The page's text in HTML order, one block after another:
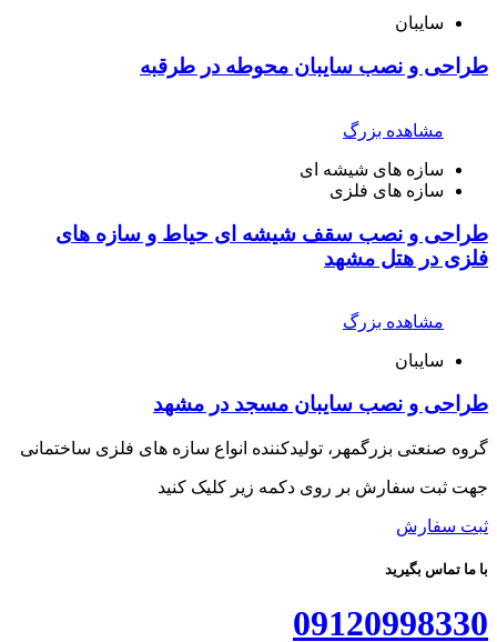
سایبان
طراحی و نصب سایبان محوطه در طرقبه
مشاهده بزرگ
سازه های شیشه ای
سازه های فلزی
طراحی و نصب سقف شیشه ای حیاط و سازه های
فلزی در هتل مشهد
مشاهده بزرگ
سایبان
طراحی و نصب سایبان مسجد در مشهد
گروه صنعتی بزرگمهر، تولیدکننده انواع سازه های فلزی ساختمانی
جهت ثبت سفارش بر روی دکمه زیر کلیک کنید
ثبت سفارش
با ما تماس بگیرید
09120998330